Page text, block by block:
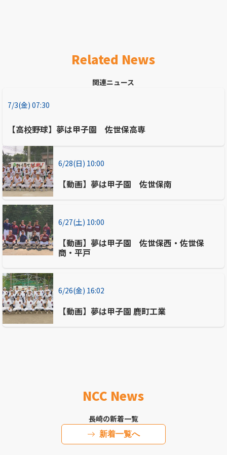
Related News
関連ニュース
7/3(金) 07:30
【高校野球】夢は甲子園 佐世保高専
6/28(日) 10:00
【動画】夢は甲子園 佐世保南
6/27(土) 10:00
【動画】夢は甲子園 佐世保西・佐世保
商・平戸
6/26(金) 16:02
【動画】夢は甲子園 鹿町工業
NCC News
長崎の新着一覧
新着一覧へ